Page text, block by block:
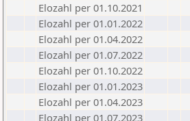
Elozahl per 01.10.2021
Elozahl per 01.01.2022
Elozahl per 01.04.2022
Elozahl per 01.07.2022
Elozahl per 01.10.2022
Elozahl per 01.01.2023
Elozahl per 01.04.2023
Elozahl per 01.07.2023